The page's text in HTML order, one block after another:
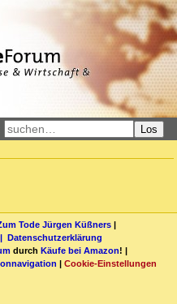
Los
Tode Jürgen Küßners |
Datenschutzerklärung
durch Käufe bei Amazon! |
| Cookie-Einstellungen